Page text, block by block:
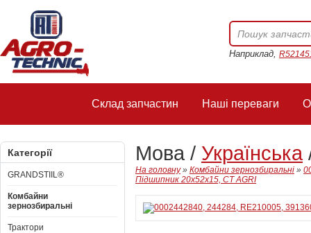
Наприклад,
Склад запчастин Наші переваги
Категорії
GRANDSTIIL®
Комбайни
зернозбиральні
Трактори
Мова / Українська
На головну» Комбайни зернозбиральні »
Підшипник 20x52x15, CT AGRI